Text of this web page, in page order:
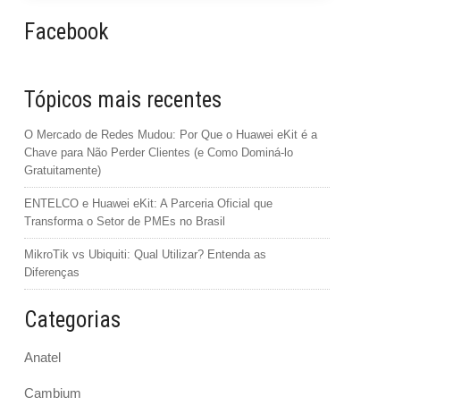
Facebook
Tópicos mais recentes
O Mercado de Redes Mudou: Por Que o Huawei eKit é a
Chave para Não Perder Clientes (e Como Dominá-lo
Gratuitamente)
ENTELCO e Huawei eKit: A Parceria Oficial que
Transforma o Setor de PMEs no Brasil
MikroTik vs Ubiquiti: Qual Utilizar? Entenda as
Diferenças
Categorias
Anatel
Cambium